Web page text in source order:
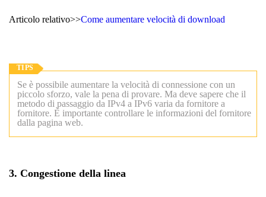
Articolo relativo>>Come aumentare velocità di download
TIPS
Se è possibile aumentare la velocità di connessione con un
piccolo sforzo, vale la pena di provare. Ma deve sapere che il
metodo di passaggio da IPv4 a IPv6 varia da fornitore a
fornitore. È importante controllare le informazioni del fornitore
dalla pagina web.
3. Congestione della linea